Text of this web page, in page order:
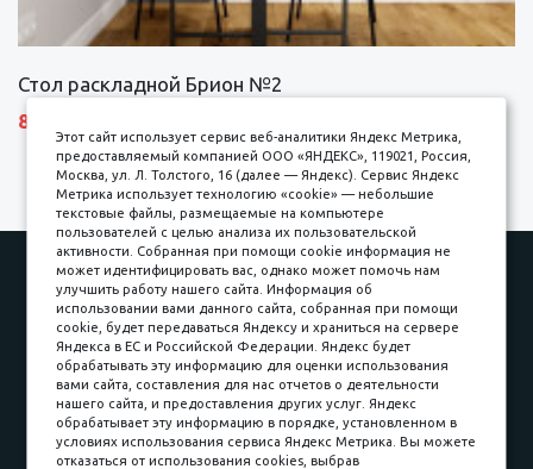
Стол раскладной Брион №2
8690 р.
Наши работы
Оплата
Доставка и сборка
Гарантии
Карьера в компании
Контакты
Принимаем к оплате
Этот сайт использует сервис веб-аналитики Яндекс Метрика,
предоставляемый компанией ООО «ЯНДЕКС», 119021, Россия,
Москва, ул. Л. Толстого, 16 (далее — Яндекс). Сервис Яндекс
Метрика использует технологию «cookie» — небольшие
текстовые файлы, размещаемые на компьютере
пользователей с целью анализа их пользовательской
активности. Собранная при помощи cookie информация не
может идентифицировать вас, однако может помочь нам
улучшить работу нашего сайта. Информация об
использовании вами данного сайта, собранная при помощи
cookie, будет передаваться Яндексу и храниться на сервере
Яндекса в ЕС и Российской Федерации. Яндекс будет
обрабатывать эту информацию для оценки использования
вами сайта, составления для нас отчетов о деятельности
нашего сайта, и предоставления других услуг. Яндекс
обрабатывает эту информацию в порядке, установленном в
условиях использования сервиса Яндекс Метрика. Вы можете
отказаться от использования cookies, выбрав